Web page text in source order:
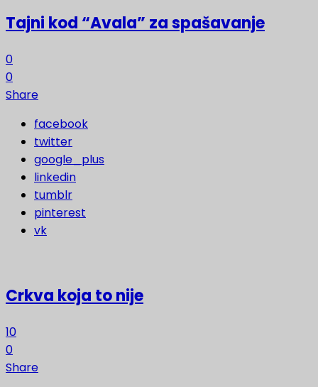
Tajni kod “Avala” za spašavanje
0
0
Share
facebook
twitter
google_plus
linkedin
tumblr
pinterest
vk
Crkva koja to nije
10
0
Share